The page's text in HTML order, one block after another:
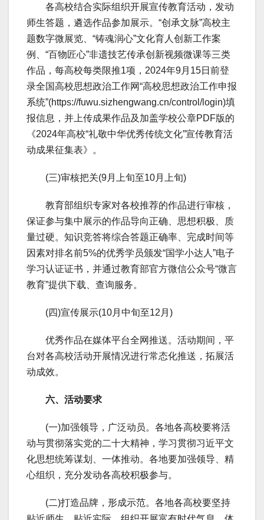
各高校结合实际组织开展宣传教育活动，发动
师生答题，遴选作品参加展示。“创承文脉”高校主
题数字微展览、“铸魂润心”文化育人创新工作案
例、“百物匠心”非遗技艺传承创新视频微课等三类
作品，每高校每类限推1项，2024年9月15日前登
录全国高校思想政治工作网“高校思想政治工作申报
系统”(https://fuwu.sizhengwang.cn/control/login)填
报信息，并上传成果作品及加盖学校公章PDF版的
《2024年高校“礼敬中华优秀传统文化”宣传教育活
动成果征集表》。
(三)审核把关(9月上旬至10月上旬)
教育部组织专家对各校推荐的作品进行审核，
保证参与集中展示的作品导向正确、思想积极、质
量过硬。知识竞答将综合答题正确率、完成时间等
因素对排名前5%的优秀学员颁发“国学小达人”电子
学习认证证书，并通过教育部官方微信公众号“微言
教育”提供下载、查询服务。
(四)宣传展示(10月中旬至12月)
优秀作品在媒体平台全网推送。活动期间，平
台对各高校活动开展情况进行常态化推送，拓展活
动成效。
六、活动要求
(一)加强领导，广泛动员。各地各高校要将活
动与贯彻落实党的二十大精神，学习贯彻习近平文
化思想统筹谋划、一体推动。各地要加强领导、精
心组织，充分发动各高校积极参与。
(二)打造品牌，形成示范。各地各高校要坚持